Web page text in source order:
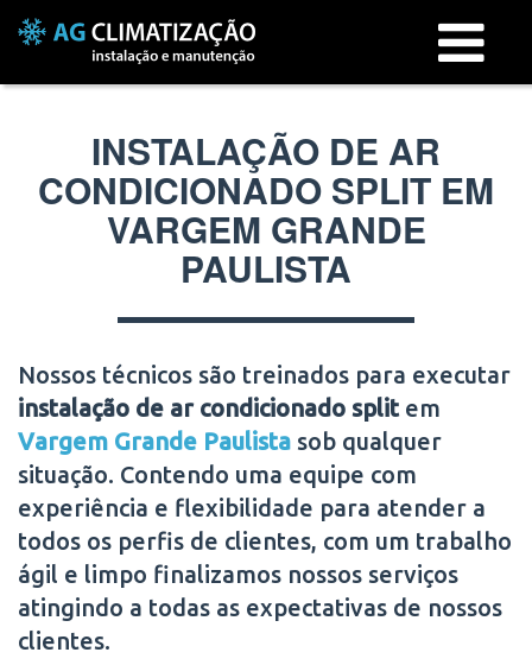
Menu
INSTALAÇÃO DE AR
CONDICIONADO SPLIT EM
VARGEM GRANDE
PAULISTA
Nossos técnicos são treinados para executar
instalação de ar condicionado splitem
Vargem Grande Paulista sob qualquer
situação. Contendo uma equipe com
experiência e flexibilidade para atender a
todos os perfis de clientes, com um trabalho
ágil e limpo finalizamos nossos serviços
atingindo a todas as expectativas de nossos
clientes.